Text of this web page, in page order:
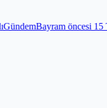
15 Temmuz Demokrasi